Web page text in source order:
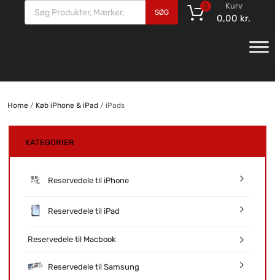
SØG
Kurv
0,00 kr.
0
Home/ Køb iPhone & iPad/ iPads
KATEGORIER
Reservedele til iPhone
Reservedele til iPad
Reservedele til Macbook
Reservedele til Samsung